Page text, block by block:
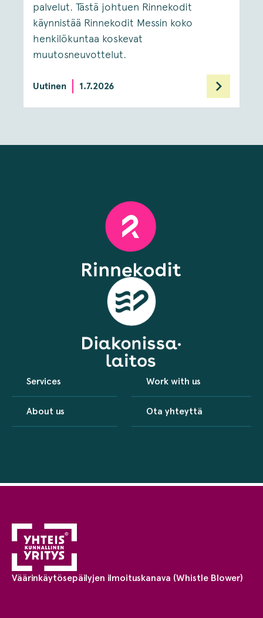
palvelut. Tästä johtuen Rinnekodit
käynnistää Rinnekodit Messin koko
henkilökuntaa koskevat
muutosneuvottelut.
Uutinen 1.7.2026
Services Work with us
About us Ota yhteyttä
Väärinkäytösepäilyjen ilmoituskanava (Whistle Blower)